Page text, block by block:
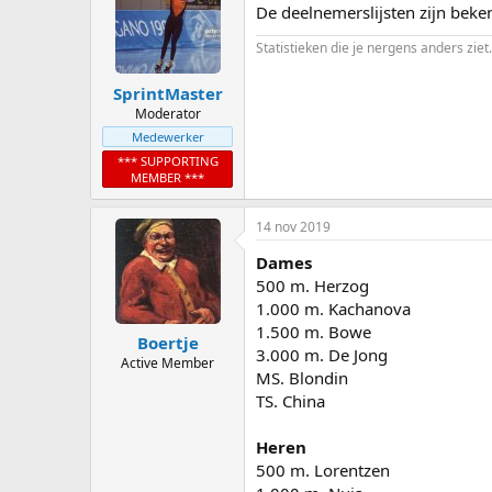
i
o
n
SprintMaster
Moderator
Medewerker
*** SUPPORTING
MEMBER ***
De deelnemerslijsten zijn
Statistieken die je nergens anders ziet.
Boertje
Active Member
14 nov 2019
Dames
500 m. Herzog
1.000 m. Kachanova
1.500 m. Bowe
3.000 m. De Jong
MS. Blondin
TS. China
Heren
500 m. Lorentzen